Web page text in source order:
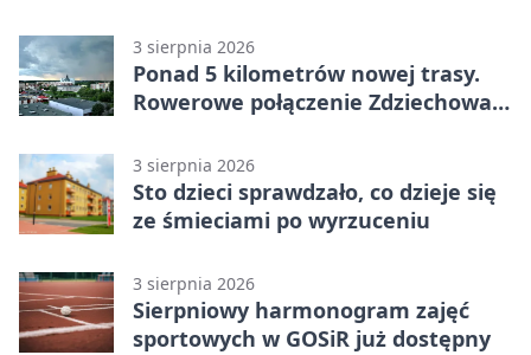
3 sierpnia 2026
Ponad 5 kilometrów nowej trasy.
Rowerowe połączenie Zdziechowa z
3 sierpnia 2026
Sto dzieci sprawdzało, co dzieje się
ze śmieciami po wyrzuceniu
3 sierpnia 2026
Sierpniowy harmonogram zajęć
sportowych w GOSiR już dostępny